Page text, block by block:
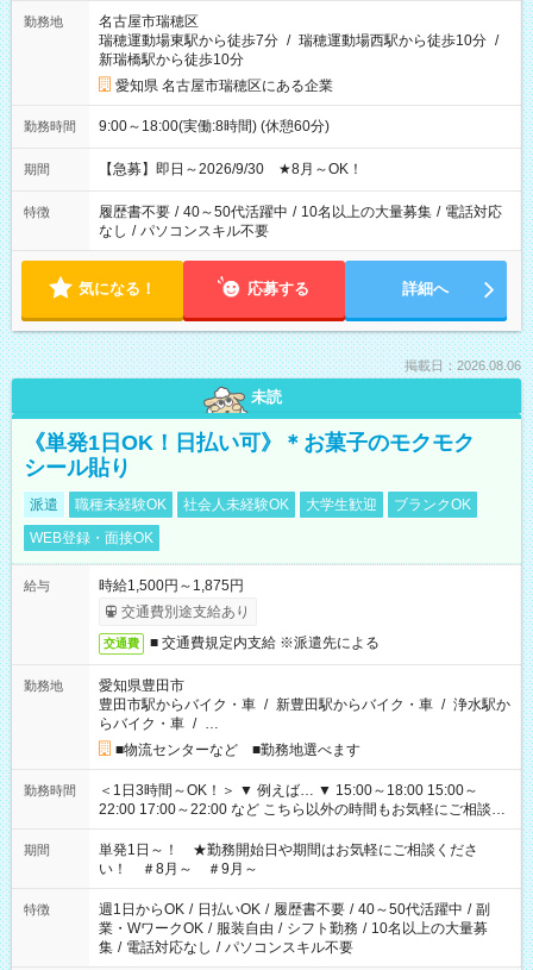
勤務地
名古屋市瑞穂区
瑞穂運動場東駅から徒歩7分 / 瑞穂運動場西駅から徒歩10分 /
新瑞橋駅から徒歩10分
愛知県 名古屋市瑞穂区にある企業
勤務時間 9:00～18:00(実働:8時間) (休憩60分)
期間 【急募】即日～2026/9/30 ★8月～OK！
特徴 履歴書不要 / 40～50代活躍中 / 10名以上の大量募集 / 電話対応
なし / パソコンスキル不要
気になる！ 応募する 詳細へ
掲載日：2026.08.06
未読
《単発1日OK！日払い可》＊お菓子のモクモク
シール貼り
派遣 職種未経験OK 社会人未経験OK 大学生歓迎
ブランクOK
WEB登録・面接OK
給与
時給1,500円～1,875円
交通費別途支給あり
交通費 ■ 交通費規定内支給 ※派遣先による
勤務地
愛知県豊田市
豊田市駅からバイク・車 / 新豊田駅からバイク・車 / 浄水駅か
らバイク・車 / …
■物流センターなど ■勤務地選べます
勤務時間
＜1日3時間～OK！＞ ▼ 例えば… ▼ 15:00～18:00 15:00～
22:00 17:00～22:00 など こちら以外の時間もお気軽にご相談く
ださい！
期間
単発1日～！ ★勤務開始日や期間はお気軽にご相談くださ
い！ ＃8月～ ＃9月～
特徴 週1日からOK / 日払いOK / 履歴書不要 / 40～50代活躍中 / 副
業・WワークOK / 服装自由 / シフト勤務 / 10名以上の大量募
集 / 電話対応なし / パソコンスキル不要